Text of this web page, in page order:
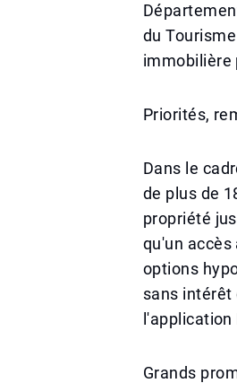
du
immobilière
Priorités,
Dans le
de plus de
propriété
qu'un
options
sans intérêt
l'application
Grands